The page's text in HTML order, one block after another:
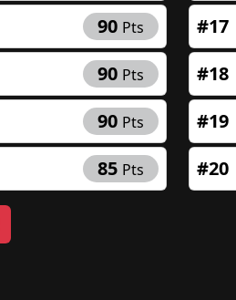
90 Pts
90 Pts
90 Pts
85 Pts
#17
#18
#19
#20